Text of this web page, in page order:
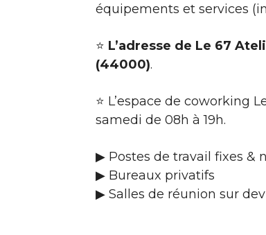
équipements et services
⭐ L’adresse de Le 67
(44000).
⭐ L’espace de coworking
samedi de 08h à 19h.
▶ Postes de travail fixes &
▶ Bureaux privatifs
▶ Salles de réunion sur